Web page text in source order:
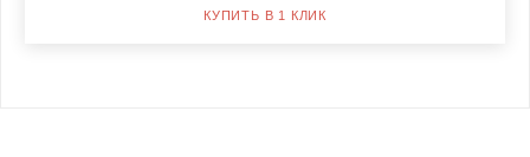
КУПИТЬ В 1 КЛИК